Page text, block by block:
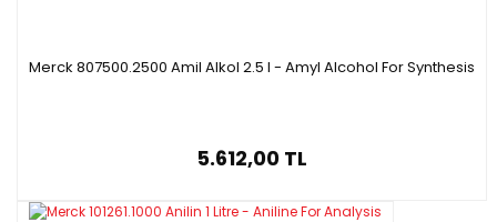
Merck 807500.2500 Amil Alkol 2.5 l - Amyl Alcohol For Synthesis
5.612,00 TL